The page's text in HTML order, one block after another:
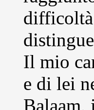
difficoltà
Il mio
e di lei
Balaam,